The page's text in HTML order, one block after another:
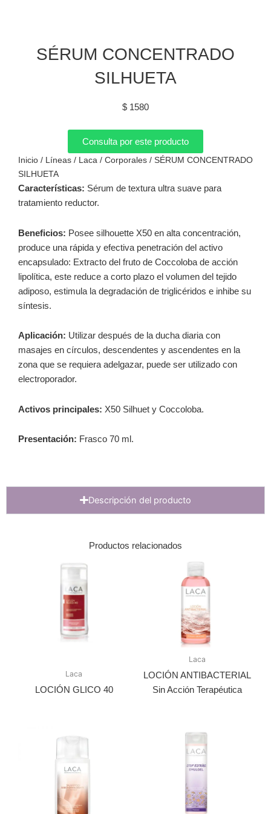
SÉRUM CONCENTRADO
SILHUETA
$ 1580
Consulta por este producto
Inicio / Líneas / Laca / Corporales / SÉRUM CONCENTRADO
SILHUETA
Características: Sérum de textura ultra suave para
tratamiento reductor.
Beneficios: Posee silhouette X50 en alta concentración,
produce una rápida y efectiva penetración del activo
encapsulado: Extracto del fruto de Coccoloba de acción
lipolítica, este reduce a corto plazo el volumen del tejido
adiposo, estimula la degradación de triglicéridos e inhibe su
síntesis.
Aplicación: Utilizar después de la ducha diaria con
masajes en círculos, descendentes y ascendentes en la
zona que se requiera adelgazar, puede ser utilizado con
electroporador.
Activos principales: X50 Silhuet y Coccoloba.
Presentación: Frasco 70 ml.
Descripción del producto
Productos relacionados
Laca
LOCIÓN GLICO 40
Laca
LOCIÓN ANTIBACTERIAL
Sin Acción Terapéutica